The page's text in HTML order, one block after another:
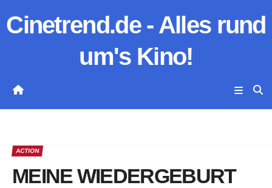
Inhalt
Cinetrend.de - Alles rund
um's Kino!
ACTION
MEINE WIEDERGEBURT